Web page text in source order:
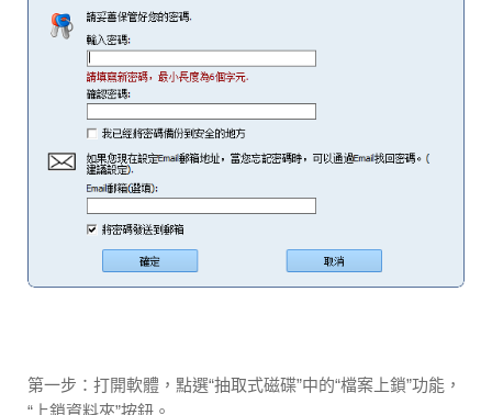
第一步：打開軟體，點選“抽取式磁碟”中的“檔案上鎖”功能，
“上鎖資料夾”按鈕。